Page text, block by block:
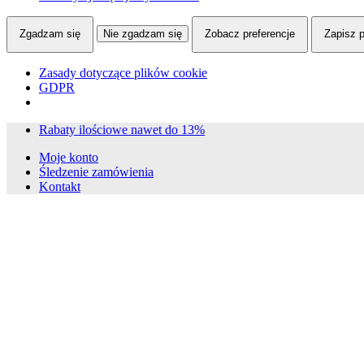
Zgadzam się Nie zgadzam się Zobacz preferencje Zapisz
Zasady dotyczące plików cookie
GDPR
Skip
navigation
Skip
content
Rabaty ilościowe nawet do 13%
Moje konto
Śledzenie zamówienia
Kontakt